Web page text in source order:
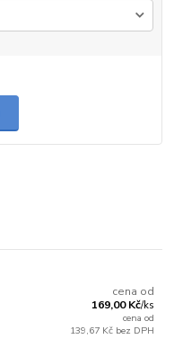
cena od
169,00 Kč/ks
cena od
139,67 Kč bez DPH